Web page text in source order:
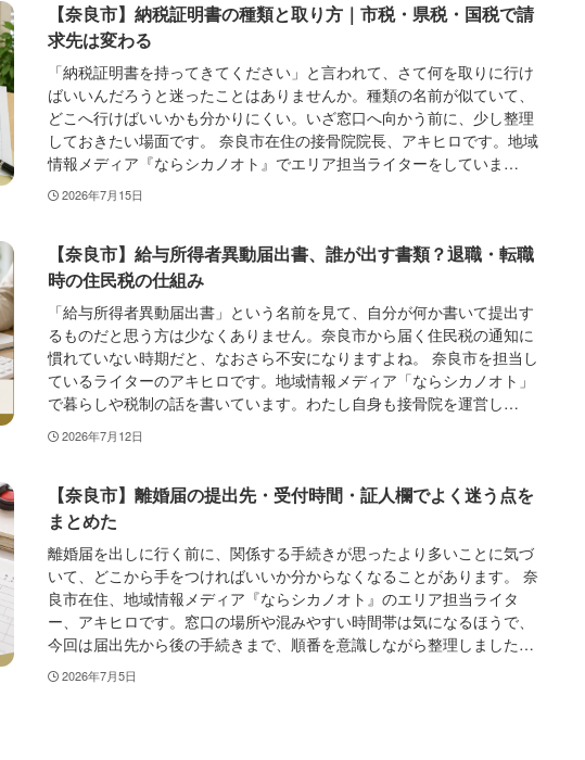
【奈良市】納税証明書の種類と取り方｜市税・県税・国税で請
求先は変わる
「納税証明書を持ってきてください」と言われて、さて何を取りに行け
ばいいんだろうと迷ったことはありませんか。種類の名前が似ていて、
どこへ行けばいいかも分かりにくい。いざ窓口へ向かう前に、少し整理
しておきたい場面です。 奈良市在住の接骨院院長、アキヒロです。地域
情報メディア『ならシカノオト』でエリア担当ライターをしていま…
2026年7月15日
【奈良市】給与所得者異動届出書、誰が出す書類？退職・転職
時の住民税の仕組み
「給与所得者異動届出書」という名前を見て、自分が何か書いて提出す
るものだと思う方は少なくありません。奈良市から届く住民税の通知に
慣れていない時期だと、なおさら不安になりますよね。 奈良市を担当し
ているライターのアキヒロです。地域情報メディア「ならシカノオト」
で暮らしや税制の話を書いています。わたし自身も接骨院を運営し…
2026年7月12日
【奈良市】離婚届の提出先・受付時間・証人欄でよく迷う点を
まとめた
離婚届を出しに行く前に、関係する手続きが思ったより多いことに気づ
いて、どこから手をつければいいか分からなくなることがあります。 奈
良市在住、地域情報メディア『ならシカノオト』のエリア担当ライタ
ー、アキヒロです。窓口の場所や混みやすい時間帯は気になるほうで、
今回は届出先から後の手続きまで、順番を意識しながら整理しました…
2026年7月5日